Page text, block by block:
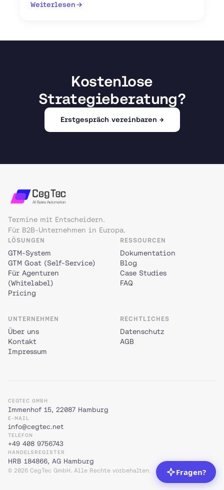
Weiterlesen
Kostenlose
Strategieberatung?
Erstgespräch vereinbaren →
Termine mit Entscheidern.
Für B2B-Unternehmen in Europa.
LÖSUNGEN
GTM-System
GTM Goat (Self-Service)
Für Agenturen
(Whitelabel)
Pricing
RESSOURCEN
Dokumentation
Blog
Case Studies
FAQ
UNTERNEHMEN
Über uns
Kontakt
Impressum
RECHTLICHES
Datenschutz
AGB
CEGTEC GMBH
Immenhof 15, 22087 Hamburg
E-MAIL
info@cegtec.net
TELEFON
+49 408 9756743
HANDELSREGISTER
HRB 184866, AG Hamburg
© 2026 CegTec GmbH. Alle Rechte vorbehalten.